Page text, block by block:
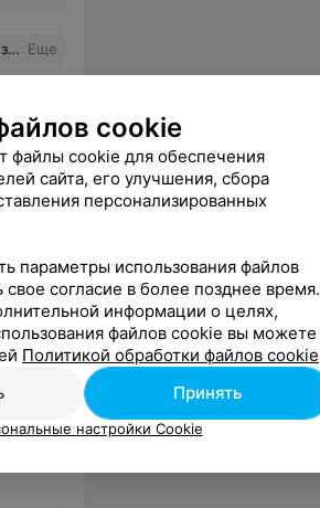
Еще
Еще
cookie
файлы cookie для обеспечения
сайта, его улучшения, сбора
персонализированных
параметры использования файлов
согласие в более позднее время.
информации о целях,
файлов cookie вы можете
Политикой обработки файлов cookie
Принять
настройки Cookie